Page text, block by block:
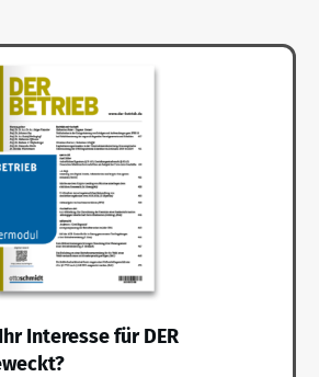
Interesse für DER